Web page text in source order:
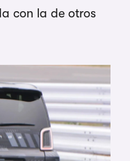
con la de otros